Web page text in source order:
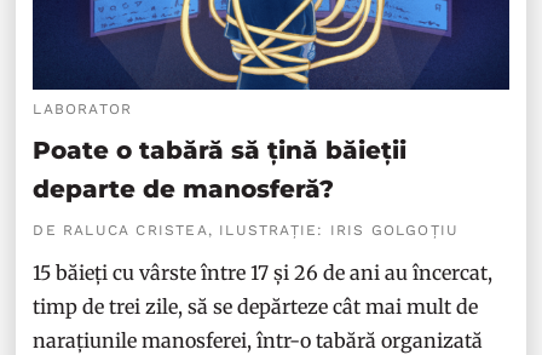
LABORATOR
Poate o tabără să țină băieții
departe de manosferă?
DE RALUCA CRISTEA, ILUSTRAȚIE: IRIS GOLGOȚIU
15 băieți cu vârste între 17 și 26 de ani au încercat,
timp de trei zile, să se depărteze cât mai mult de
narațiunile manosferei, într-o tabără organizată